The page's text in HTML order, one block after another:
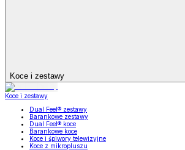
Koce i zestawy
Koce i zestawy
Dual Feel® zestawy
Barankowe zestawy
Dual Feel® koce
Barankowe koce
Koce i śpiwory telewizyjne
Koce z mikropluszu